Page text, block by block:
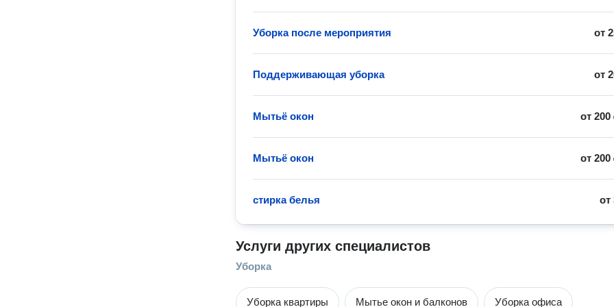
от
Уборка после мероприятия
от
Поддерживающая уборка
от200
Мытьё окон
от200
Мытьё окон
от
стирка белья
Услуги других специалистов
Уборка
Уборка квартиры Мытье окон и балконов Уборка офиса